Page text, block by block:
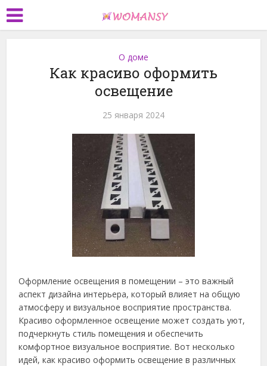
О доме
Как красиво оформить
освещение
25 января 2024
Оформление освещения в помещении – это важный
аспект дизайна интерьера, который влияет на общую
атмосферу и визуальное восприятие пространства.
Красиво оформленное освещение может создать уют,
подчеркнуть стиль помещения и обеспечить
комфортное визуальное восприятие. Вот несколько
идей, как красиво оформить освещение в различных